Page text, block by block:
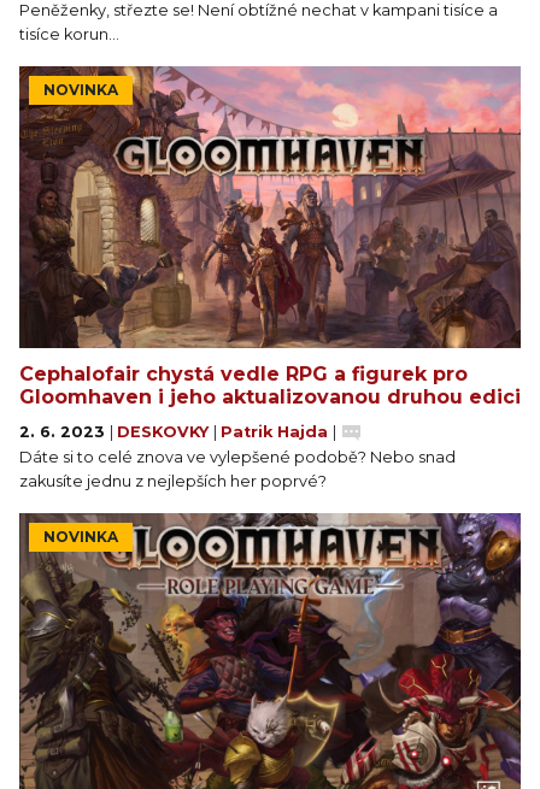
Peněženky, střezte se! Není obtížné nechat v kampani tisíce a
tisíce korun…
NOVINKA
Cephalofair chystá vedle RPG a figurek pro
Gloomhaven i jeho aktualizovanou druhou edici
2. 6. 2023 DESKOVKY Patrik Hajda
Dáte si to celé znova ve vylepšené podobě? Nebo snad
zakusíte jednu z nejlepších her poprvé?
NOVINKA